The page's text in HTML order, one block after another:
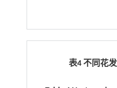
表4 不同花